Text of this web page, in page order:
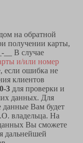
на обратной
получении карты,
__ В случае
и/или номер
если ошибка не
клиентов
3 для проверки и
данных. Для
данные Вам будет
владельца. На
Вы сможете
дальнейшей